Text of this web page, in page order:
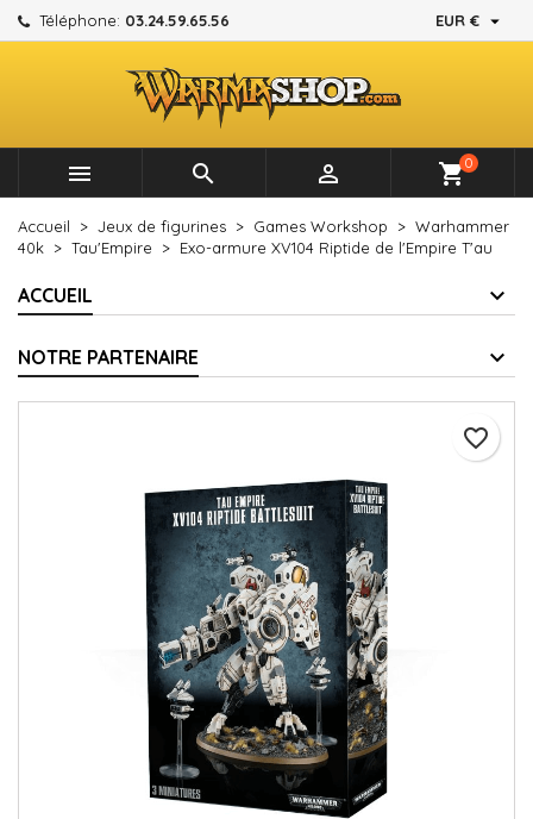
Téléphone: 03.24.59.65.56 EUR € 
   shopping_cart0
Accueil Jeux de figurines Games Workshop
Warhammer
40k
Tau'Empire Exo-armure XV104 Riptide de l'Empire T'au
ACCUEIL
NOTRE PARTENAIRE
favorite_border
Mes listes d'envies ×
Créer une nouvelle liste
Créer une liste d'envies ×
Nom de la liste d'envies
Annuler Créer une liste d'envies
Connexion ×
Vous devez être connecté pour ajouter des produits à
votre liste d'envies.